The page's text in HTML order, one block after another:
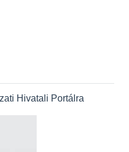
Hivatali Portálra